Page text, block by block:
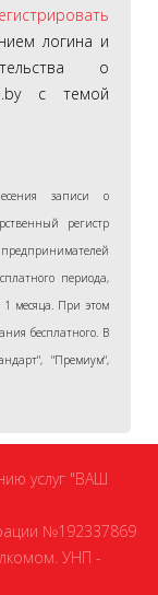
логина и
о
с темой
записи о
регистр
периода,
1 месяца. При этом
бесплатного. В
"Премиум",
услуг "ВАШ
№192337869
УНП -